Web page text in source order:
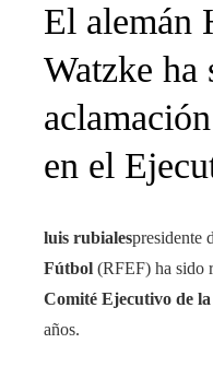
El alemán
Watzke ha
en el
luis rubialespresidente
Fútbol (RFEF) ha sido
Comité Ejecutivo de
años.